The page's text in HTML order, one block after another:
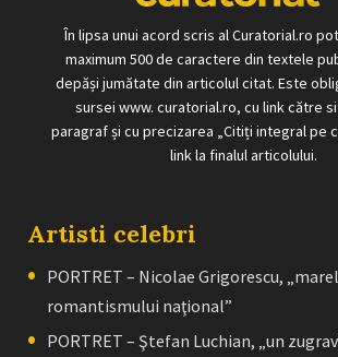
În lipsa unui acord scris al Curatorial.ro
maximum 500 de caractere din textele
depăși jumătate din articolul citat. Este
sursei www. curatorial.ro, cu link către
paragraf și cu precizarea „Citiți integral pe
link la finalul articolului.
Artisti celebri
PORTRET – Nicolae Grigorescu,
romantismului naţional”
PORTRET – Ştefan Luchian, „un